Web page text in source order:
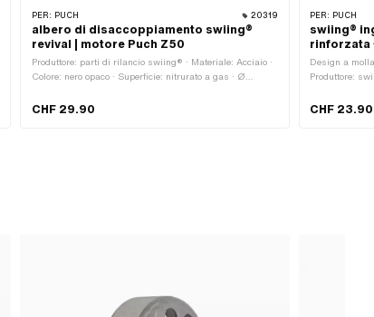
PER: PUCH 20319
albero di disaccoppiamento swiing®
revival | motore Puch Z50
Produttore: parti di rilancio swiing® · Materiale: Acciaio ·
Colore: nero opaco · Superficie: nitrurato a gas · Ø
90.2 mm · Area di applicazione: Originale
CHF 29.90
PER: PUCH
swiing®
rinforzata
Design a
Produttore:
30 mm · Ø
CHF 23.90